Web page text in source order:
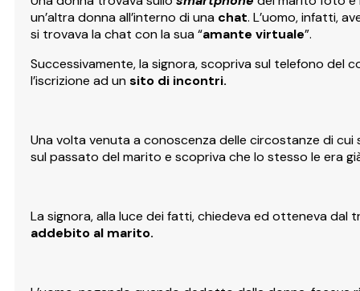
un’altra donna all’interno di una chat. L’uomo, infatti,
si trovava la chat con la sua “amante virtuale”.
Successivamente, la signora, scopriva sul telefono del
l’iscrizione ad unsito di incontri.
Una volta venuta a conoscenza delle circostanze di
sul passato del marito e scopriva che lo stesso le era
La signora, alla luce dei fatti, chiedeva ed otteneva dal
addebito al marito.